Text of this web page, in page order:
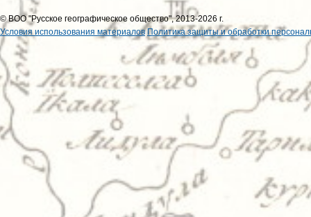
© ВОО "Русское географическое общество", 2013-2026 г.
Условия использования материалов Политика защиты и обработки